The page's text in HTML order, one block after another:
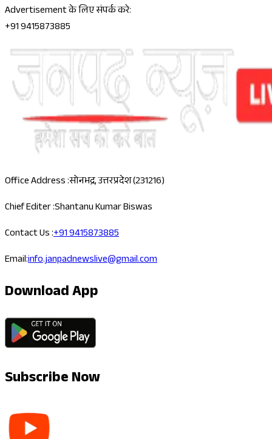
Advertisement के लिए संपर्क करे:
+91 9415873885
Office Address :सोनभद्र, उत्तरप्रदेश (231216)
Chief Editer :Shantanu Kumar Biswas
Contact Us :+91 9415873885
Email:info.janpadnewslive@gmail.com
Download App
Subscribe Now